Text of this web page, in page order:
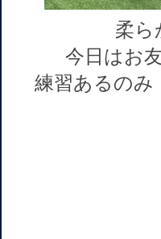
柔ら
今日はお
練習あるのみ